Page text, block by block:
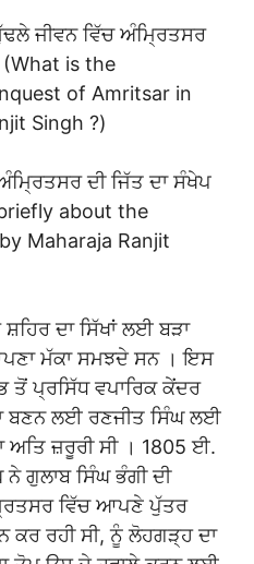
ਜੀਵਨ ਵਿੱਚ ਅੰਮ੍ਰਿਤਸਰ
(What is the
of Amritsar in
Singh ?)
ਦੀ ਜਿੱਤ ਦਾ ਸੰਖੇਪ
about the
Maharaja Ranjit
ਦਾ ਸਿੱਖਾਂ ਲਈ ਬੜਾ
ਮੱਕਾ ਸਮਝਦੇ ਸਨ । ਇਸ
ਤੋਂ ਪ੍ਰਸਿੱਧ ਵਪਾਰਿਕ ਕੇਂਦਰ
ਬਣਨ ਲਈ ਰਣਜੀਤ ਸਿੰਘ ਲਈ
ਅਤਿ ਜ਼ਰੂਰੀ ਸੀ । 1805 ਈ.
ਨੇ ਗੁਲਾਬ ਸਿੰਘ ਭੰਗੀ ਦੀ
ਵਿੱਚ ਆਪਣੇ ਪੁੱਤਰ
ਕਰ ਰਹੀ ਸੀ, ਨੂੰ ਲੋਹਗੜ੍ਹ ਦਾ